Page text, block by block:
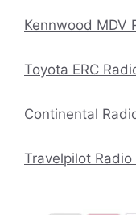
Kennwood MDV
Toyota ERC
Continental
Travelpilot Radio